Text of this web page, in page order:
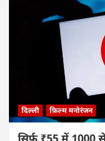
दिल्ली फ़िल्म मनोरंजन
सिर्फ ₹55 में 1000